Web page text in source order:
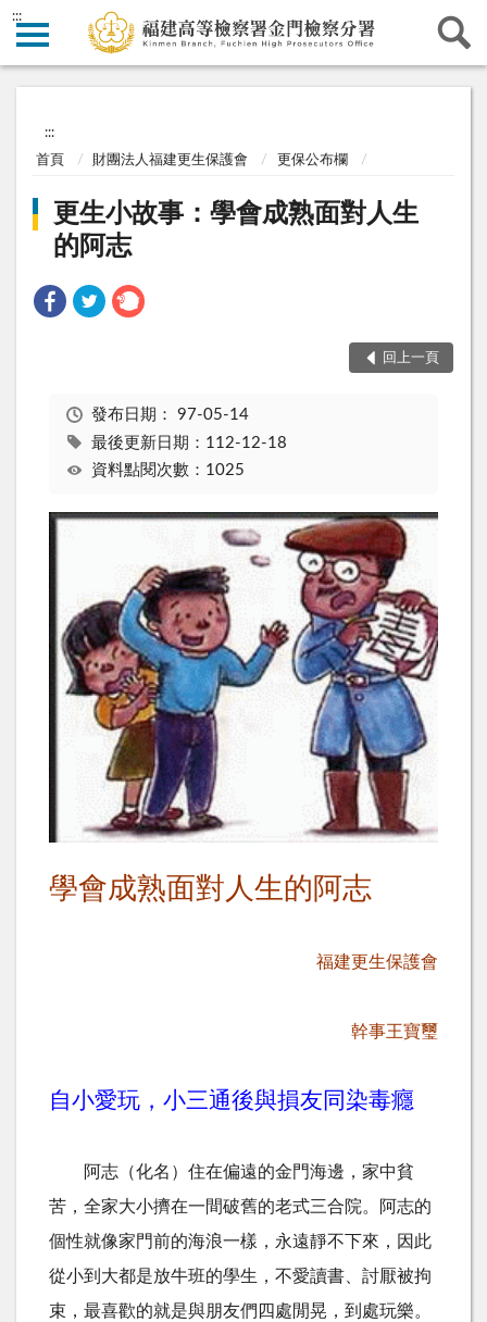
:::
:::
首頁 財團法人福建更生保護會 更保公布欄
更生小故事：學會成熟面對人生
的阿志
回上一頁
發布日期： 97-05-14
最後更新日期：112-12-18
資料點閱次數：1025
學會成熟面對人生的阿志
福建更生保護會
幹事王寶璽
自小愛玩，小三通後與損友同染毒癮
阿志（化名）住在偏遠的金門海邊，家中貧
苦，全家大小擠在一間破舊的老式三合院。阿志的
個性就像家門前的海浪一樣，永遠靜不下來，因此
從小到大都是放牛班的學生，不愛讀書、討厭被拘
束，最喜歡的就是與朋友們四處閒晃，到處玩樂。